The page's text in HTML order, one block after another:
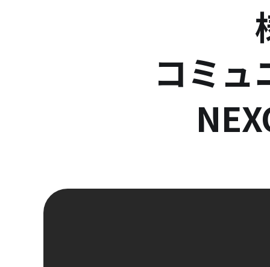
コミュ